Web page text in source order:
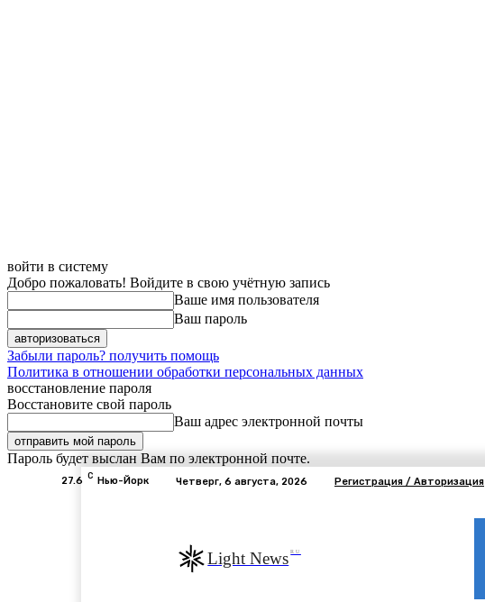
войти в систему
Добро пожаловать! Войдите в свою учётную запись
Ваше имя пользователя
Ваш пароль
Забыли пароль? получить помощь
Политика в отношении обработки персональных данных
восстановление пароля
Восстановите свой пароль
Ваш адрес электронной почты
Пароль будет выслан Вам по электронной почте.
27.6 C Нью-Йорк Четверг, 6 августа, 2026 Регистрация / Авторизация
Light News RU